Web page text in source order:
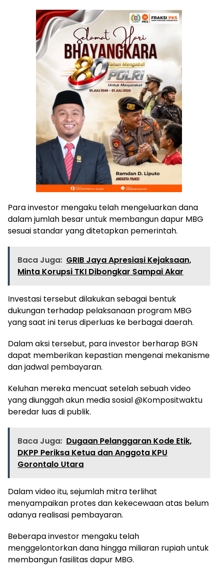
Para investor mengaku telah mengeluarkan dana
dalam jumlah besar untuk membangun dapur MBG
sesuai standar yang ditetapkan pemerintah.
Baca Juga: GRIB Jaya Apresiasi Kejaksaan,
Minta Korupsi TKI Dibongkar Sampai Akar
Investasi tersebut dilakukan sebagai bentuk
dukungan terhadap pelaksanaan program MBG
yang saat ini terus diperluas ke berbagai daerah.
Dalam aksi tersebut, para investor berharap BGN
dapat memberikan kepastian mengenai mekanisme
dan jadwal pembayaran.
Keluhan mereka mencuat setelah sebuah video
yang diunggah akun media sosial @Kompositwaktu
beredar luas di publik.
Baca Juga: Dugaan Pelanggaran Kode Etik,
DKPP Periksa Ketua dan Anggota KPU
Gorontalo Utara
Dalam video itu, sejumlah mitra terlihat
menyampaikan protes dan kekecewaan atas belum
adanya realisasi pembayaran.
Beberapa investor mengaku telah
menggelontorkan dana hingga miliaran rupiah untuk
membangun fasilitas dapur MBG.